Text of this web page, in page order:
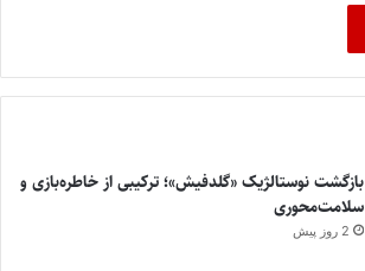
بازگشت نوستالژیک «گلدفیش»؛ ترکیبی از خاطره‌بازی و
سلامت‌محوری
2 روز پیش